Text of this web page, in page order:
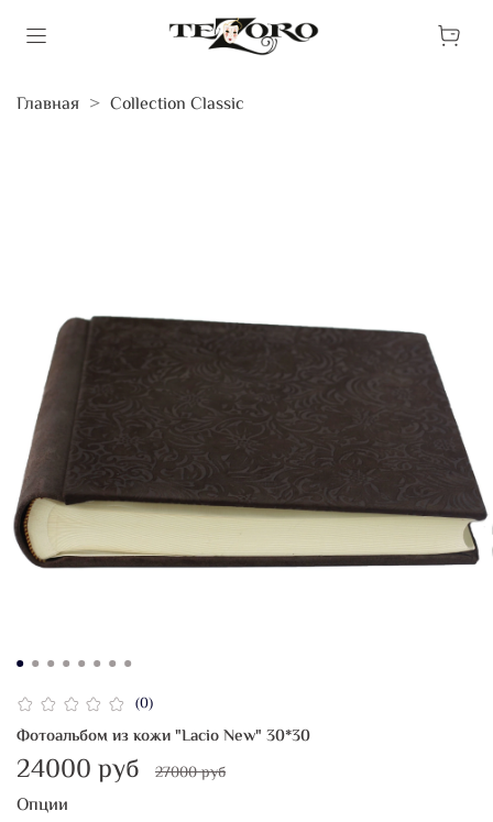
Главная Collection Classic
(0)
Фотоальбом из кожи "Lacio New" 30*30
24000 руб 27000 руб
Опции